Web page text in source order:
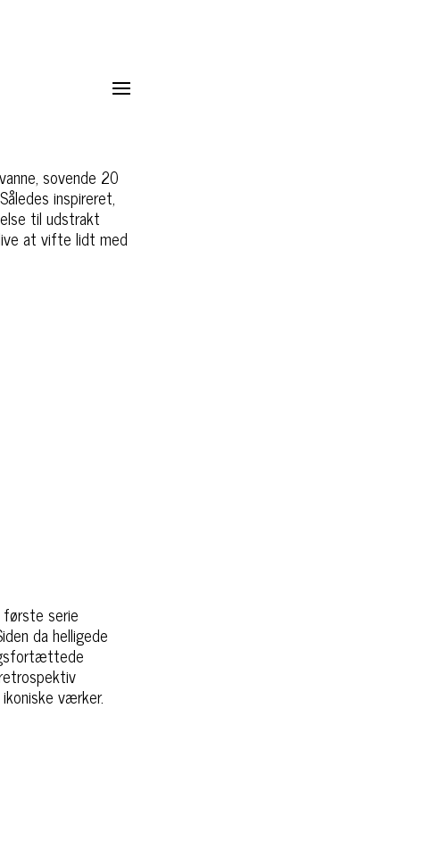
sovende 20
inspireret,
til udstrakt
at vifte lidt med
første serie
da helligede
værker.